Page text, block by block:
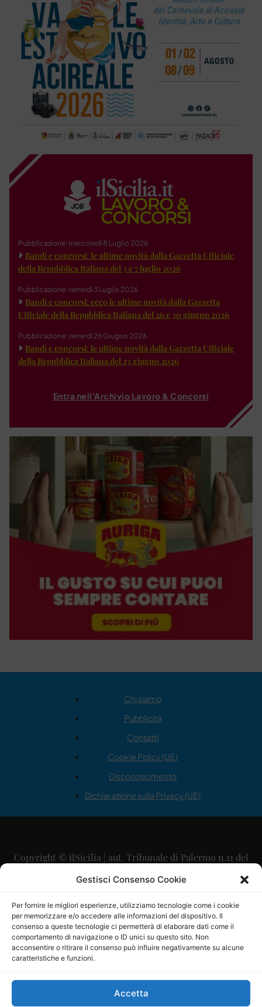
Gestisci Consenso Cookie
Per fornire le migliori esperienze, utilizziamo tecnologie come i cookie
per memorizzare e/o accedere alle informazioni del dispositivo. Il
consenso a queste tecnologie ci permetterà di elaborare dati come il
comportamento di navigazione o ID unici su questo sito. Non
acconsentire o ritirare il consenso può influire negativamente su alcune
caratteristiche e funzioni.
Accetta
Pubblicazione: mercoledì 8 Luglio 2026
Bandi e concorsi: le ultime novità dalla Gazzetta Ufficiale
della Repubblica Italiana del 3 e 7 luglio 2026
Pubblicazione: venerdì 3 Luglio 2026
Bandi e concorsi: ecco le ultime novità dalla Gazzetta
Ufficiale della Repubblica Italiana del 26 e 30 giugno 2026
Pubblicazione: venerdì 26 Giugno 2026
Bandi e concorsi: le ultime novità dalla Gazzetta Ufficiale
della Repubblica Italiana del 23 giugno 2026
Entra nell'Archivio Lavoro & Concorsi
Chi siamo
Pubblicità
Contatti
Cookie Policy (UE)
Disconoscimento
Dichiarazione sulla Privacy (UE)
Copyright © ilSicilia | aut. Tribunale di Palermo n.11 del
29/09/2015
Direttore Editoriale: Maurizio Scaglione
Direttore Responsabile: Maria Calabrese
P.IVA: 06334930820